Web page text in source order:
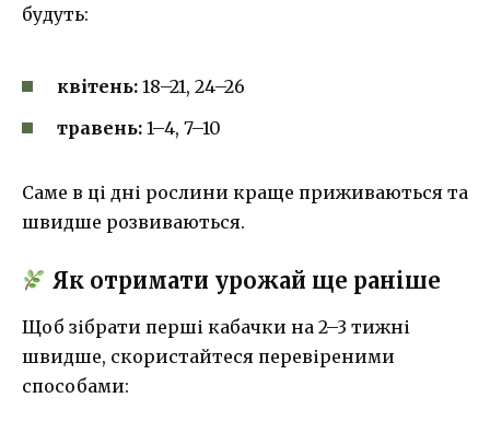
будуть:
квітень: 18–21, 24–26
травень: 1–4, 7–10
Саме в ці дні рослини краще приживаються та
швидше розвиваються.
Як отримати урожай ще раніше
Щоб зібрати перші кабачки на 2–3 тижні
швидше, скористайтеся перевіреними
способами: